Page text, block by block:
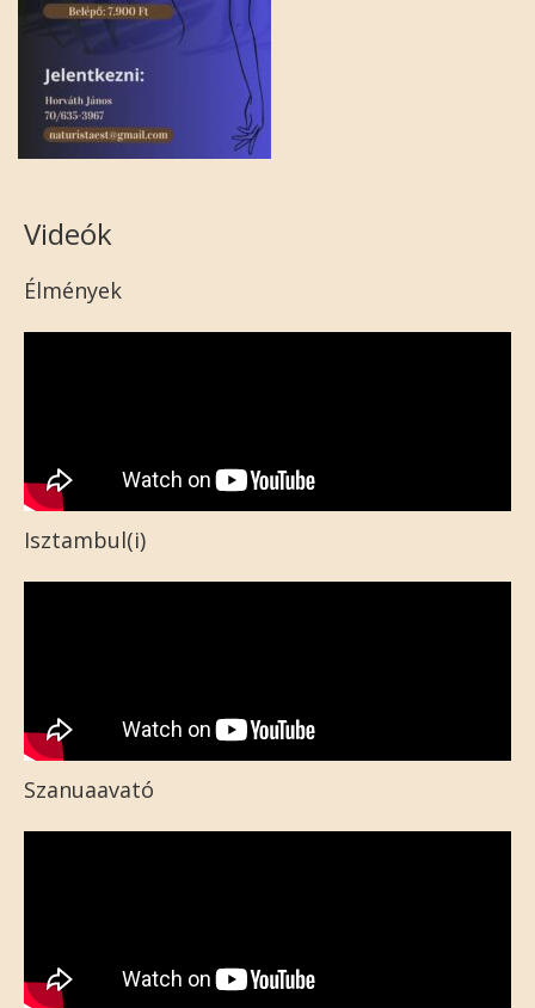
Videók
Élmények
Isztambul(i)
Szanuaavató